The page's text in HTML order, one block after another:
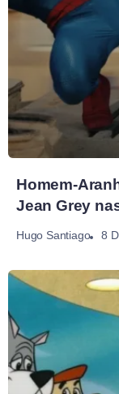
Homem-
Jean Grey
Hugo Santiago 8